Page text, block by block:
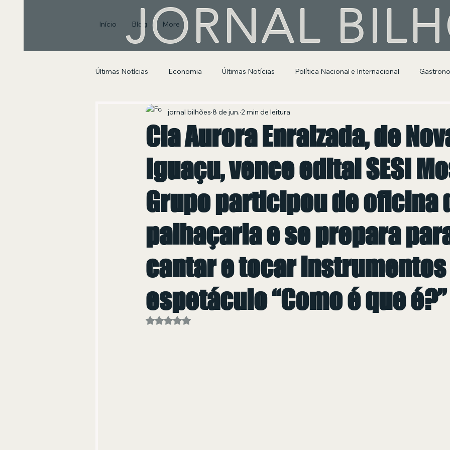
Início Blog More
JORNAL
Últimas Notícias Economia Últimas Notícias Política Nacional e Internacional
Segurança Pública e Social Segurança Pública
Cia Aurora Enraizada, de
Iguaçu, vence edital SESI
Grupo participou de oficina
palhaçaria e se prepara
cantar e tocar
espetáculo “Como é que é?”
jornal bilhões 8 de jun. 2 min de leitura
Avaliado com NaN de 5 estrelas.